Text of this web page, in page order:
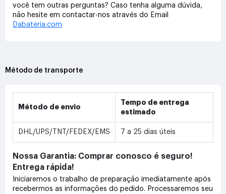
você tem outras perguntas? Caso tenha alguma dúvida,
não hesite em contactar-nos através do Email
Dabateria.com
Método de transporte
Método de envio
Tempo de entrega
estimado
DHL/UPS/TNT/FEDEX/EMS 7 a 25 dias úteis
Nossa Garantia: Comprar conosco é seguro!
Entrega rápida!
Iniciaremos o trabalho de preparação imediatamente após
recebermos as informações do pedido. Processaremos seu